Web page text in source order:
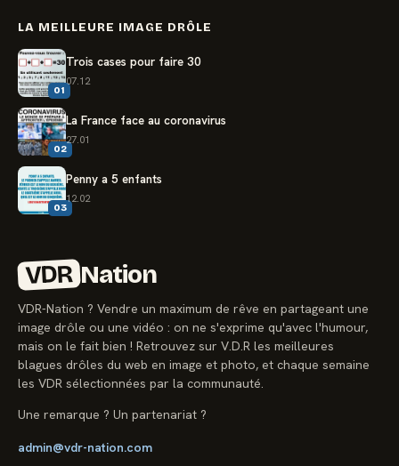
LA MEILLEURE IMAGE DRÔLE
01
Trois cases pour faire 30
07.12
02
La France face au coronavirus
27.01
03
Penny a 5 enfants
12.02
VDR Nation
VDR-Nation ? Vendre un maximum de rêve en partageant une
image drôle ou une vidéo : on ne s'exprime qu'avec l'humour,
mais on le fait bien ! Retrouvez sur V.D.R les meilleures
blagues drôles du web en image et photo, et chaque semaine
les VDR sélectionnées par la communauté.
Une remarque ? Un partenariat ?
admin@vdr-nation.com